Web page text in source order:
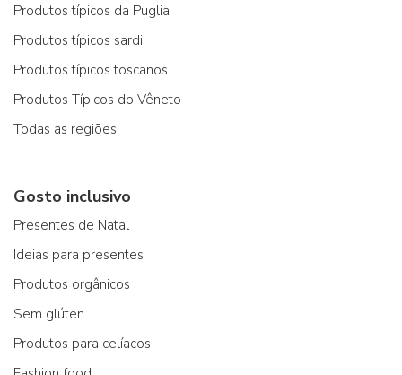
Produtos típicos da Puglia
Produtos típicos sardi
Produtos típicos toscanos
Produtos Típicos do Vêneto
Todas as regiões
Gosto inclusivo
Presentes de Natal
Ideias para presentes
Produtos orgânicos
Sem glúten
Produtos para celíacos